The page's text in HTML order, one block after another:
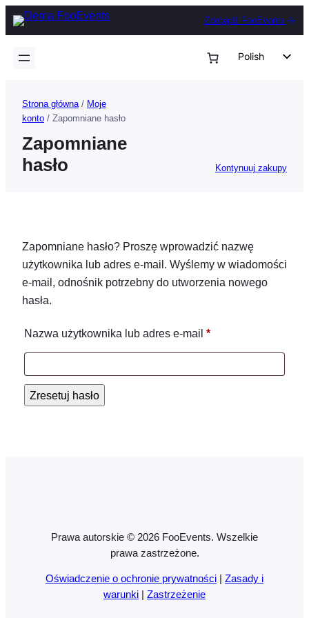
Przejdź
Zdobądź FooEvents
Polish
Italian
Greek
Strona główna/ Moje
konto / Zapomniane hasło
Zapomniane
hasło
Kontynuuj zakupy
Zapomniane hasło? Proszę wprowadzić nazwę
użytkownika lub adres e-mail. Wyślemy w wiadomości
e-mail, odnośnik potrzebny do utworzenia nowego
hasła.
Nazwa użytkownika lub adres e-mail *Wymagane
Zresetuj hasło
Prawa autorskie © 2026 FooEvents. Wszelkie
prawa zastrzeżone.
Oświadczenie o ochronie prywatności
Zasady i
warunki
Zastrzeżenie